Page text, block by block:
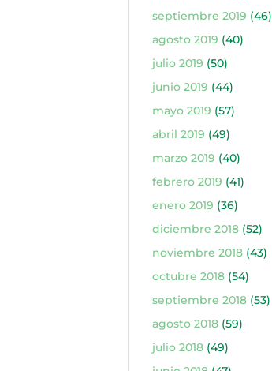
septiembre 2019 (46)
agosto 2019 (40)
julio 2019 (50)
junio 2019 (44)
mayo 2019 (57)
abril 2019 (49)
marzo 2019 (40)
febrero 2019 (41)
enero 2019 (36)
diciembre 2018(52)
noviembre 2018(43)
octubre 2018(54)
septiembre 2018(53)
agosto 2018(59)
julio 2018(49)